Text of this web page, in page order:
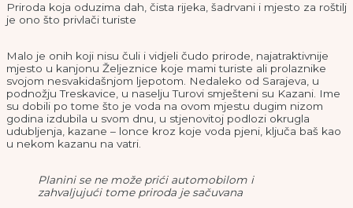
Priroda koja oduzima dah, čista rijeka, šadrvani i mjesto za roštilj
je ono što privlači turiste
Malo je onih koji nisu čuli i vidjeli čudo prirode, najatraktivnije
mjesto u kanjonu Željeznice koje mami turiste ali prolaznike
svojom nesvakidašnjom ljepotom. Nedaleko od Sarajeva, u
podnožju Treskavice, u naselju Turovi smješteni su Kazani. Ime
su dobili po tome što je voda na ovom mjestu dugim nizom
godina izdubila u svom dnu, u stjenovitoj podlozi okrugla
udubljenja, kazane – lonce kroz koje voda pjeni, ključa baš kao
u nekom kazanu na vatri.
Planini se ne može prići automobilom i
zahvaljujući tome priroda je sačuvana